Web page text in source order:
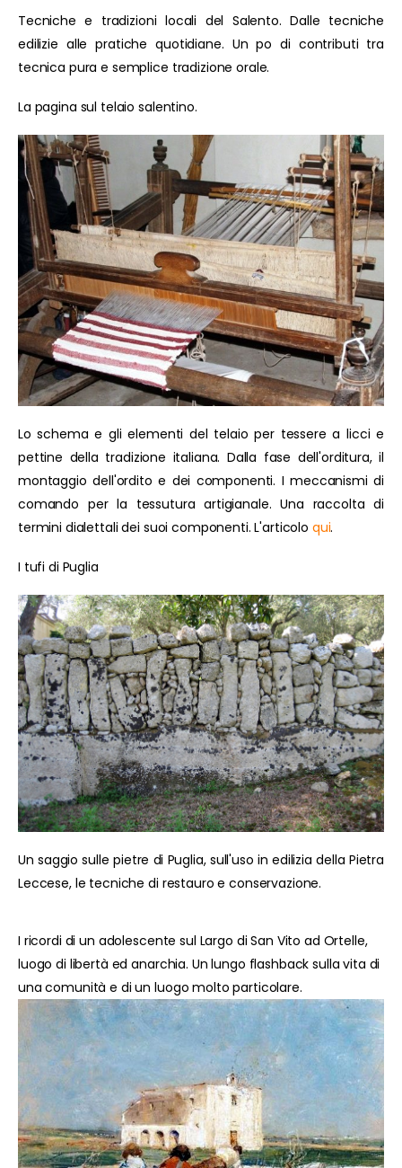
Tecniche e tradizioni locali del Salento. Dalle tecniche
edilizie alle pratiche quotidiane. Un po di contributi tra
tecnica pura e semplice tradizione orale.
La pagina sul telaio salentino.
Lo schema e gli elementi del telaio per tessere a licci e
pettine della tradizione italiana. Dalla fase dell'orditura, il
montaggio dell'ordito e dei componenti. I meccanismi di
comando per la tessutura artigianale. Una raccolta di
termini dialettali dei suoi componenti. L'articolo qui.
I tufi di Puglia
Un saggio sulle pietre di Puglia, sull'uso in edilizia della Pietra
Leccese, le tecniche di restauro e conservazione.
I ricordi di un adolescente sul Largo di San Vito ad Ortelle,
luogo di libertà ed anarchia. Un lungo flashback sulla vita di
una comunità e di un luogo molto particolare.